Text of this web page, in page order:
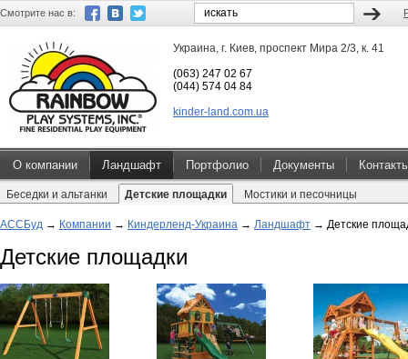
Смотрите нас в:
Украина, г. Киев, проспект Мира 2/3, к. 41
(063) 247 02 67
(044) 574 04 84
kinder-land.com.ua
О компании Ландшафт Портфолио Документы
Беседки и альтанки Детские площадки Мостики и песочницы
АССБуд → Компании → Киндерленд-Украина → Ландшафт → Детские
Детские площадки